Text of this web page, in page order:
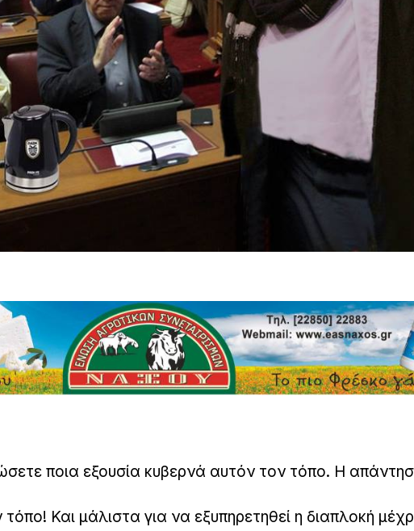
ποια εξουσία κυβερνά αυτόν τον τόπο. Η
Και μάλιστα για να εξυπηρετηθεί η διαπλοκή